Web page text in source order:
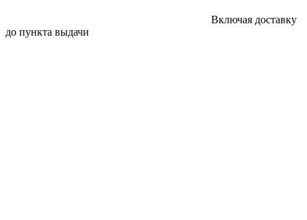
Включая доставку
до пункта выдачи